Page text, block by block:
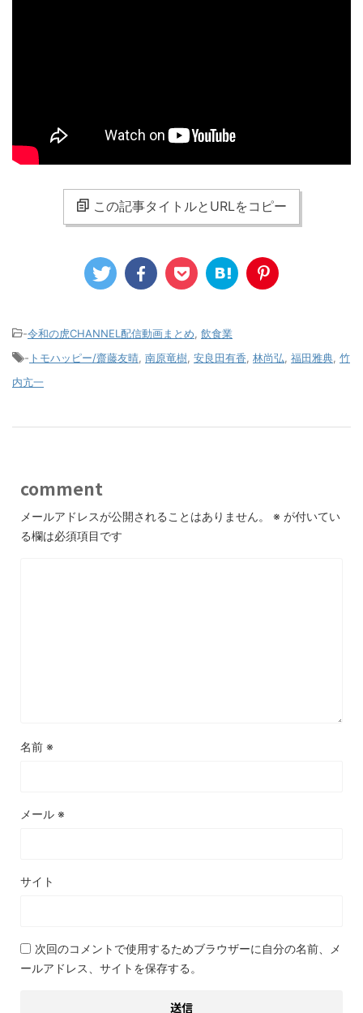
この記事タイトルとURLをコピー
-令和の虎CHANNEL配信動画まとめ, 飲食業
- トモハッピー/齋藤友晴, 南原竜樹, 安良田有香, 林尚弘, 福田雅典, 竹
内亢一
comment
メールアドレスが公開されることはありません。 ※ が付いてい
る欄は必須項目です
名前 ※
メール ※
サイト
次回のコメントで使用するためブラウザーに自分の名前、メ
ールアドレス、サイトを保存する。